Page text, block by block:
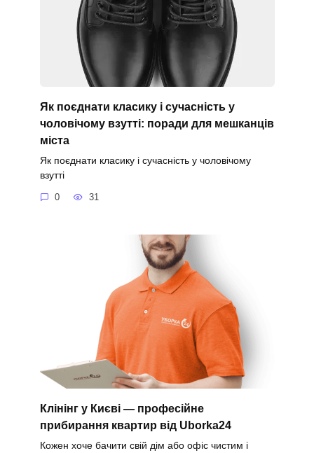
Як поєднати класику і сучасність у
чоловічому взутті: поради для мешканців
міста
Як поєднати класику і сучасність у чоловічому
взутті
0 31
Клінінг у Києві — професійне
прибирання квартир від Uborka24
Кожен хоче бачити свій дім або офіс чистим і